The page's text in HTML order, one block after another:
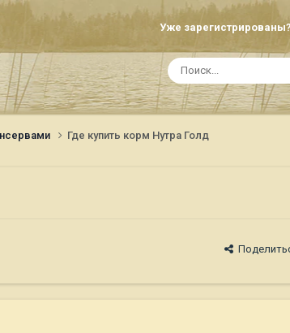
Уже
Где купить корм Нутра Голд